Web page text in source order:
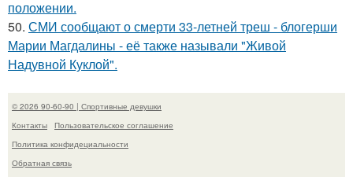
положении.
50. СМИ сообщают о смерти 33-летней треш - блогерши
Марии Магдалины - её также называли "Живой
Надувной Куклой".
© 2026 90-60-90 | Спортивные девушки
Контакты
Пользовательское соглашение
Политика конфидециальности
Обратная связь